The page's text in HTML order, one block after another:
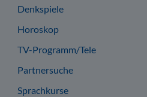
Denkspiele
Horoskop
TV-Programm/Tele
Partnersuche
Sprachkurse